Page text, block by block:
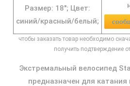
Размер: 18"; Цвет:
синий/красный/белый;
чтобы заказать товар необходимо
получить подтверждение
Экстремальный велосипед
предназначен для катания